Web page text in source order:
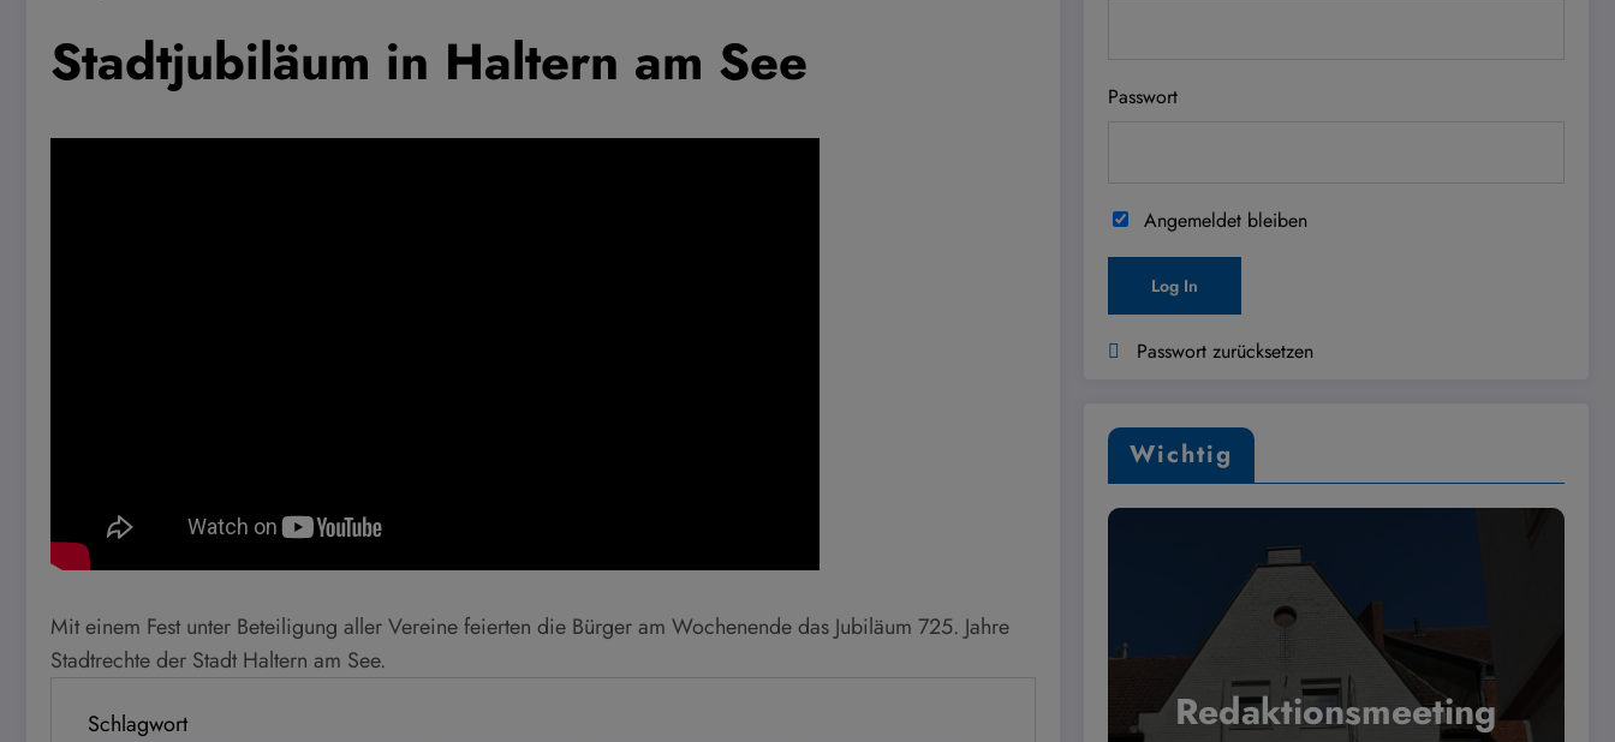
Stadtjubiläum in Haltern am See
Mit einem Fest unter Beteiligung aller Vereine feierten die Bürger am Wochenende das Jubiläum 725. Jahre
Stadtrechte der Stadt Haltern am See.
Schlagwort
Passwort
Angemeldet bleiben
Passwort zurücksetzen
Wichtig
Redaktionsmeeting